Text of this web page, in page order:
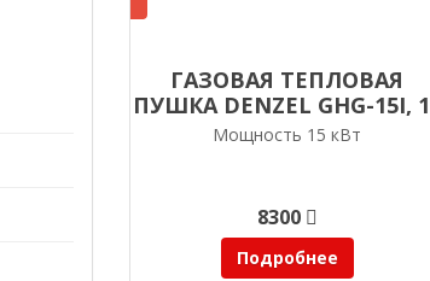
ГАЗОВАЯ ТЕПЛОВАЯ
ПУШКА DENZEL GHG-15I,
КВТ, ЦИФРОВОЙ
Мощность 15 кВт
8300
Подробнее